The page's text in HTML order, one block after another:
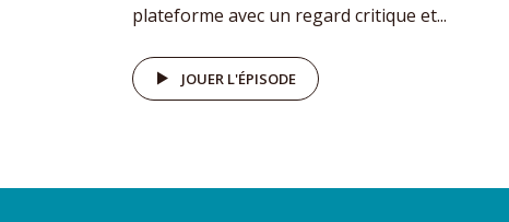
plateforme avec un regard critique et...
JOUER L'ÉPISODE